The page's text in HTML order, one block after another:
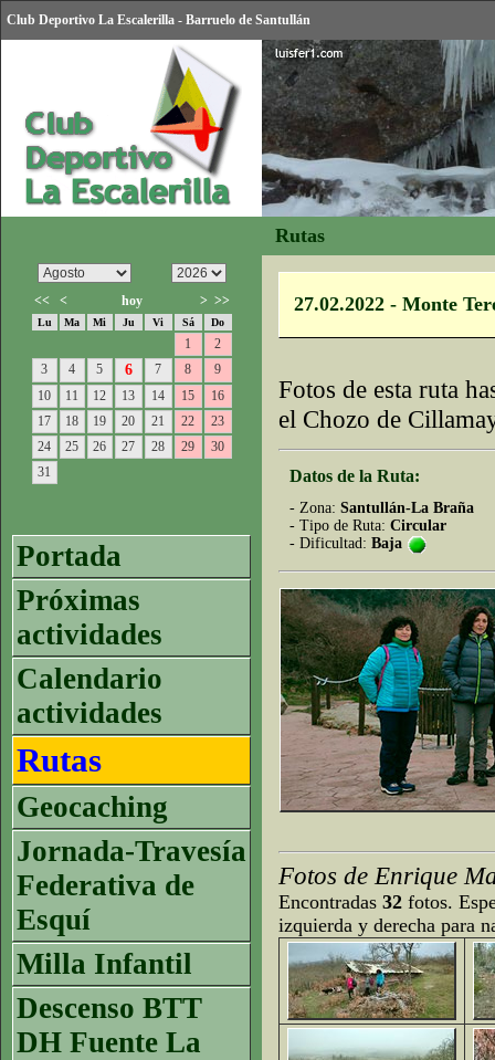
Club Deportivo La Escalerilla - Barruelo de Santullán
Rutas
<< < hoy > >>
Lu Ma Mi Ju Vi Sá Do
1
2
3
4 5 6 7 8
9
10
11 12 13 14 15
16
17
18 19 20 21 22
23
24
25 26 27 28 29
30
31
Portada
Próximas
actividades
Calendario
actividades
Rutas
Geocaching
Jornada-Travesía
Federativa de
Esquí
Milla Infantil
Descenso BTT
DH Fuente La
27.02.2022 - Monte
Fotos de esta ruta
el Chozo de
Datos de la Ruta:
- Zona: Santullán-La Braña
- Tipo de Ruta: Circular
- Dificultad: Baja
Fotos de Enrique
Encontradas 32 fotos.
izquierda y derecha para